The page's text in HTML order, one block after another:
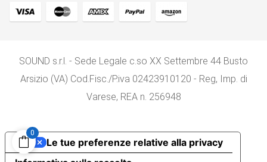
SOUND s.r.l. - Sede Legale c.so XX Settembre 44 Busto
Arsizio (VA) Cod.Fisc./P.iva 02423910120 - Reg, Imp. di
Varese, REA n. 256948
0
Le tue preferenze relative alla privacy